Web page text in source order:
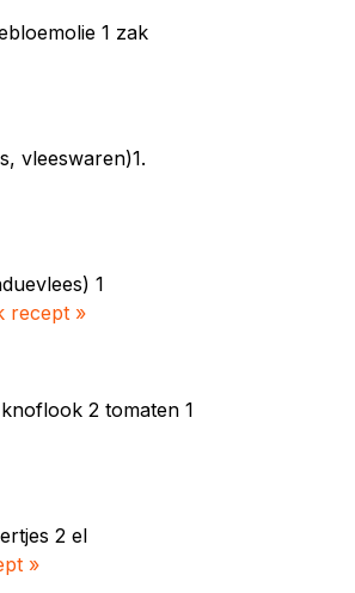
1 zak
vleeswaren)1.
1
recept »
2 tomaten 1
2 el
»